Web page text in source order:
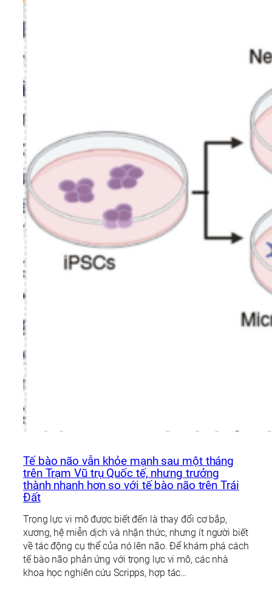
Tế bào não vẫn khỏe mạnh sau một tháng
trên Trạm Vũ trụ Quốc tế, nhưng trưởng
thành nhanh hơn so với tế bào não trên Trái
Đất
Trọng lực vi mô được biết đến là thay đổi cơ bắp,
xương, hệ miễn dịch và nhận thức, nhưng ít người biết
về tác động cụ thể của nó lên não. Để khám phá cách
tế bào não phản ứng với trọng lực vi mô, các nhà
khoa học nghiên cứu Scripps, hợp tác…